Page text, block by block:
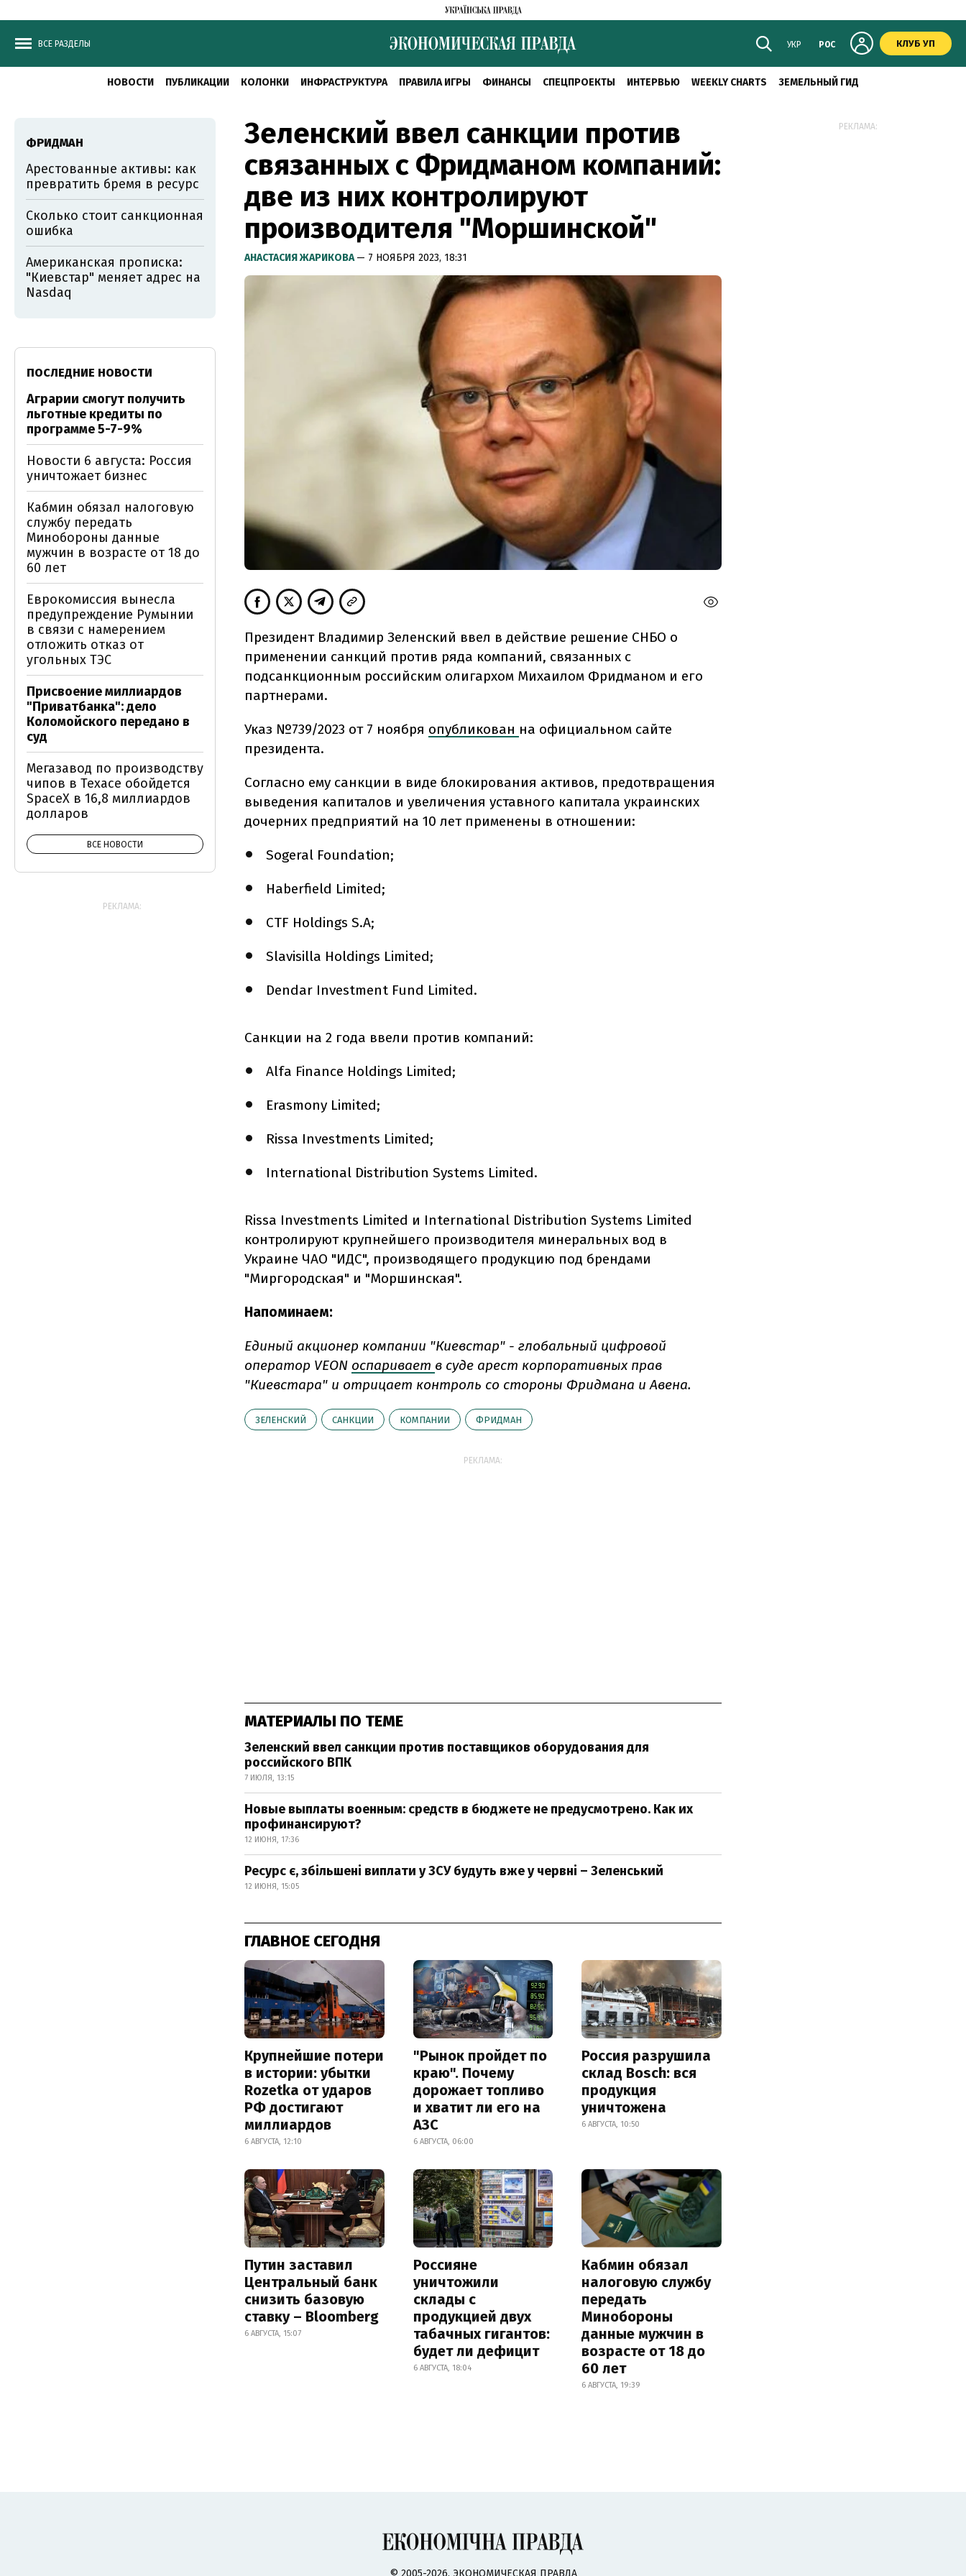
ВСЕ РАЗДЕЛЫ УКР РОС КЛУБ УП
НОВОСТИ ПУБЛИКАЦИИ КОЛОНКИ ИНФРАСТРУКТУРА ПРАВИЛА ИГРЫ ФИНАНСЫ СПЕЦПРОЕКТЫ ИНТЕРВЬЮ WEEKLY CHARTS ЗЕМЕЛЬНЫЙ ГИД
Зеленский ввел санкции против
связанных с Фридманом компаний:
две из них контролируют
производителя "Моршинской"
АНАСТАСИЯ ЖАРИКОВА— 7 НОЯБРЯ 2023, 18:31
Президент Владимир Зеленский ввел в действие решение СНБО о
применении санкций против ряда компаний, связанных с
подсанкционным российским олигархом Михаилом Фридманом и его
партнерами.
Указ №739/2023 от 7 ноября опубликован на официальном сайте
президента.
Согласно ему санкции в виде блокирования активов, предотвращения
выведения капиталов и увеличения уставного капитала украинских
дочерних предприятий на 10 лет применены в отношении:
Sogeral Foundation;
Haberfield Limited;
CTF Holdings S.A;
Slavisilla Holdings Limited;
Dendar Investment Fund Limited.
Санкции на 2 года ввели против компаний:
Alfa Finance Holdings Limited;
Erasmony Limited;
Rissa Investments Limited;
International Distribution Systems Limited.
Rissa Investments Limited и International Distribution Systems Limited
контролируют крупнейшего производителя минеральных вод в
Украине ЧАО "ИДС", производящего продукцию под брендами
"Миргородская" и "Моршинская".
Напоминаем:
Единый акционер компании "Киевстар" - глобальный цифровой
оператор VEON оспаривает в суде арест корпоративных прав
"Киевстара" и отрицает контроль со стороны Фридмана и Авена.
ЗЕЛЕНСКИЙ САНКЦИИ КОМПАНИИ ФРИДМАН
РЕКЛАМА:
МАТЕРИАЛЫ ПО ТЕМЕ
Зеленский ввел санкции против поставщиков оборудования для
российского ВПК
7 ИЮЛЯ, 13:15
Новые выплаты военным: средств в бюджете не предусмотрено. Как их
профинансируют?
12 ИЮНЯ, 17:36
Ресурс є, збільшені виплати у ЗСУ будуть вже у червні – Зеленський
12 ИЮНЯ, 15:05
ГЛАВНОЕ СЕГОДНЯ
Крупнейшие потери
в истории: убытки
Rozetka от ударов
РФ достигают
миллиардов
6 АВГУСТА, 12:10
"Рынок пройдет по
краю". Почему
дорожает топливо
и хватит ли его на
АЗС
6 АВГУСТА, 06:00
Россия разрушила
склад Bosch: вся
продукция
уничтожена
6 АВГУСТА, 10:50
Путин заставил
Центральный банк
снизить базовую
ставку – Bloomberg
6 АВГУСТА, 15:07
Россияне
уничтожили
склады с
продукцией двух
табачных гигантов:
будет ли дефицит
6 АВГУСТА, 18:04
Кабмин обязал
налоговую службу
передать
Минобороны
данные мужчин в
возрасте от 18 до
60 лет
6 АВГУСТА, 19:39
ФРИДМАН
Арестованные активы: как
превратить бремя в ресурс
Сколько стоит санкционная
ошибка
Американская прописка:
"Киевстар" меняет адрес на
Nasdaq
ПОСЛЕДНИЕ НОВОСТИ
Аграрии смогут получить
льготные кредиты по
программе 5-7-9%
Новости 6 августа: Россия
уничтожает бизнес
Кабмин обязал налоговую
службу передать
Минобороны данные
мужчин в возрасте от 18 до
60 лет
Еврокомиссия вынесла
предупреждение Румынии
в связи с намерением
отложить отказ от
угольных ТЭС
Присвоение миллиардов
"Приватбанка": дело
Коломойского передано в
суд
Мегазавод по производству
чипов в Техасе обойдется
SpaceX в 16,8 миллиардов
долларов
ВСЕ НОВОСТИ
РЕКЛАМА:
РЕКЛАМА:
© 2005-2026, ЭКОНОМИЧЕСКАЯ ПРАВДА